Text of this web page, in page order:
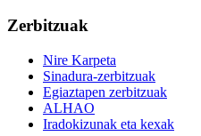
Zerbitzuak
Nire Karpeta
Sinadura-zerbitzuak
Egiaztapen zerbitzuak
ALHAO
Iradokizunak eta kexak